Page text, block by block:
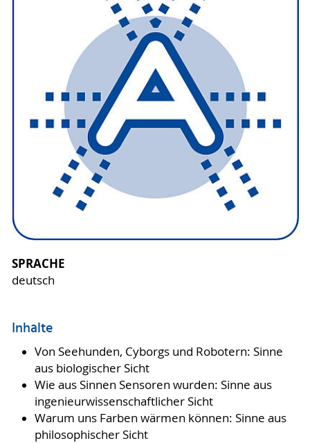
SPRACHE
deutsch
Inhalte
Von Seehunden, Cyborgs und Robotern: Sinne
aus biologischer Sicht
Wie aus Sinnen Sensoren wurden: Sinne aus
ingenieurwissenschaftlicher Sicht
Warum uns Farben wärmen können: Sinne aus
philosophischer Sicht